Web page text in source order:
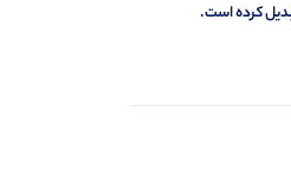
کرده است.